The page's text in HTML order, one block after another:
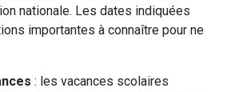
nationale. Les dates indiquées
importantes à connaître pour ne
: les vacances scolaires